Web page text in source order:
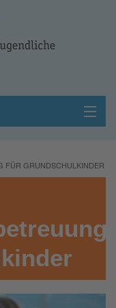
FÜR GRUNDSCHULKINDER